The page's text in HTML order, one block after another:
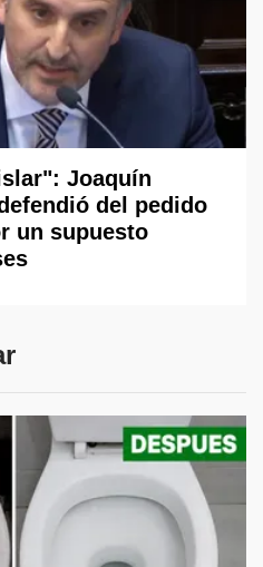
Joaquín
del pedido
un supuesto